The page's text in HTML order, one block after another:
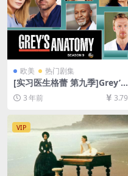
欧美 热门剧集
[实习医生格蕾 第九季]Grey’s
Anatomy Season 9 (2012)
[百度网盘+夸克网盘1080P超
下载][MP4/67GB][奈飞官方
中字]
3 年前 3.79
VIP